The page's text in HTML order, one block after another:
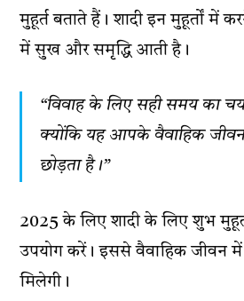
मुहूर्त बताते हैं। शादी इन मुहूर्तों में
में सुख और समृद्धि आती है।
“विवाह के लिए सही समय का
क्योंकि यह आपके वैवाहिक जीवन
छोड़ता है।”
2025 के लिए शादी के लिए शुभ
उपयोग करें। इससे वैवाहिक जीवन
मिलेगी।